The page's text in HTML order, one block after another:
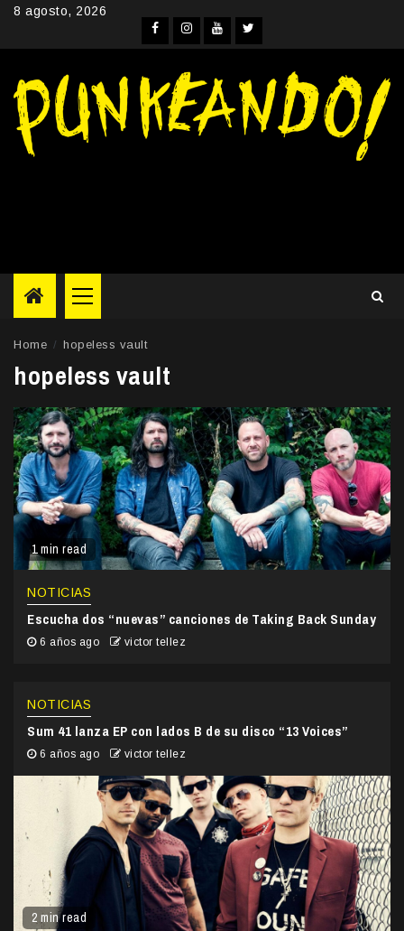
Skip8 agosto, 2026
Facebook
Instagram
YouTube
Twitter
Primary
Menu
Home hopeless vault
hopeless vault
1 min read
NOTICIAS
Escucha dos “nuevas” canciones de Taking Back Sunday
6 años ago victor tellez
2 min read
NOTICIAS
Sum 41 lanza EP con lados B de su disco “13 Voices”
6 años ago victor tellez